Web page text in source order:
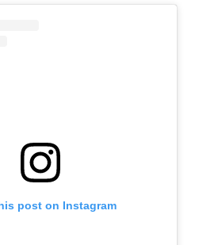
post on Instagram